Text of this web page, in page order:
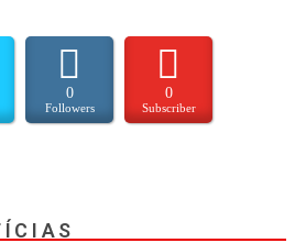
0
Followers
0
Subscriber